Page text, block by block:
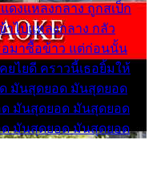
ดงแหลงกลาง ถูกสเป็ก
าไปแหลงกลาง กลัว
อมาซื้อข้าว แต่ก่อนนั้น
ยไยดี คราวนี้เธอยิ้มให้
มันสุดยอด มันสุดยอด
มันสุดยอด มันสุดยอด
มันสุดยอด มันสุดยอด